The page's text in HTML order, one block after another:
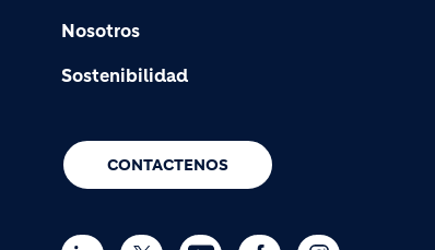
Nosotros
Sostenibilidad
CONTACTENOS